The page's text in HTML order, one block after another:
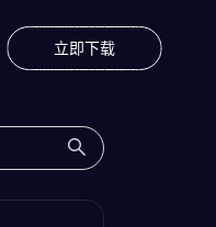
立即下载